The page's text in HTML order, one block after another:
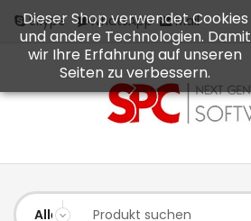
Skype WhatsApp Mail
Dieser Shop verwendet Cookies
und andere Technologien. Damit
wir Ihre Erfahrung auf unseren
Seiten zu verbessern.